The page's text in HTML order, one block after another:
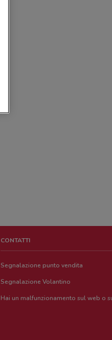
CONTATTI
Segnalazione punto vendita
Segnalazione Volantino
Hai un malfunzionamento sul web o